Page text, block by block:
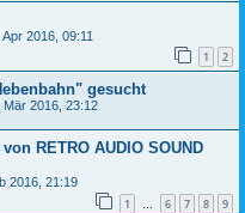
Apr 2016, 09:11
1 2
gesucht
Mär 2016, 23:12
RETRO AUDIO SOUND
2016, 21:19
1 … 6 7 8 9